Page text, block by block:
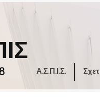
Α.Σ.Π.Ι.Σ.